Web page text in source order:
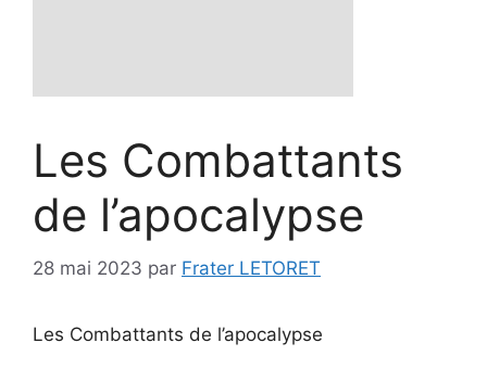
Les Combattants
de l’apocalypse
28 mai 2023 par Frater LETORET
Les Combattants de l’apocalypse